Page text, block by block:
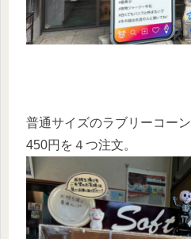
普通サイズのラブリーコー
450円を４つ注文。